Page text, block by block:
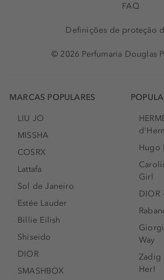
FAQ
Definições de proteção
© 2026 Perfumaria Douglas
MARCAS POPULARES
LIU JO
MISSHA
COSRX
Lattafa
Sol de Janeiro
Estée Lauder
Billie Eilish
Shiseido
DIOR
SMASHBOX
Hugo
Girl
DIOR
Way
Zadig
Her!